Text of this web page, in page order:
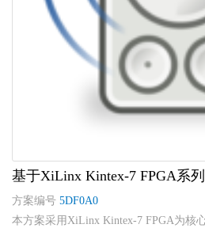
基于XiLinx Kintex-7 FPGA系
方案编号 5DF0A0
本方案采用XiLinx Kintex-7 FPGA为核